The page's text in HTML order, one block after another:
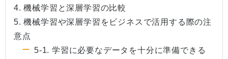
4. 機械学習と深層学習の比較
5. 機械学習や深層学習をビジネスで活用する際の注
意点
5-1. 学習に必要なデータを十分に準備できる